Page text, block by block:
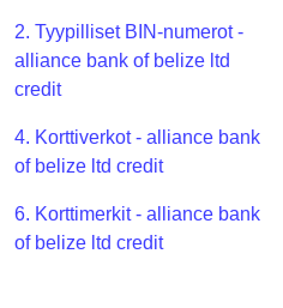
2. Tyypilliset BIN-numerot -
alliance bank of belize ltd
credit
4. Korttiverkot - alliance bank
of belize ltd credit
6. Korttimerkit - alliance bank
of belize ltd credit